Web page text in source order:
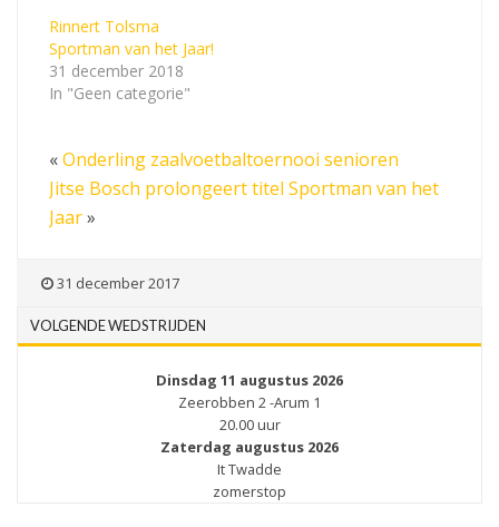
Rinnert Tolsma
Sportman van het Jaar!
31 december 2018
In "Geen categorie"
«Onderling zaalvoetbaltoernooi senioren
Jitse Bosch prolongeert titel Sportman van het
Jaar»
31 december 2017
VOLGENDE WEDSTRIJDEN
Dinsdag 11 augustus 2026
Zeerobben 2 -Arum 1
20.00 uur
Zaterdag augustus 2026
It Twadde
zomerstop